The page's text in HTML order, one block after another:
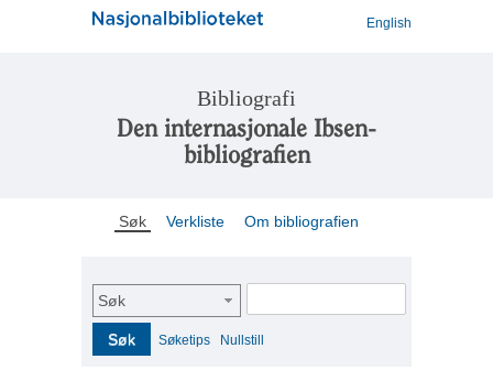
English
Bibliografi
Den internasjonale Ibsen-
bibliografien
Søk Verkliste Om bibliografien
Søk
Søk Søketips Nullstill